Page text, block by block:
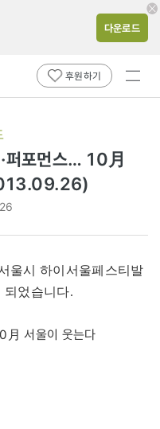
다운로드
후원하기
전체
퍼포먼스… 10月
울시 하이서울페스티발
되었습니다.
月 서울이 웃는다